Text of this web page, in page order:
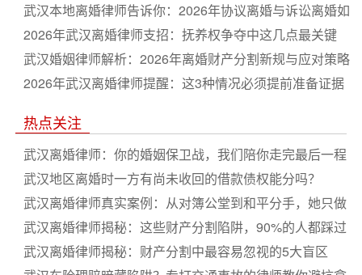
武汉本地离婚律师告诉你：2026年协议离婚与诉讼离婚如
何选
2026年武汉离婚律师支招：抚养权争夺中这几点最关键
武汉婚姻律师解析：2026年离婚财产分割新规与应对策略
2026年武汉离婚律师提醒：这3种情况必须提前准备证据
热点关注
武汉离婚律师：你的婚姻保卫战，我们陪你走完最后一程
武汉地区离婚时一方有尚未收回的借款债权能分吗？
武汉离婚律师真实案例：从对簿公堂到和平分手，她只做
了这一步
武汉离婚律师揭秘：这些财产分割陷阱，90%的人都踩过
坑
武汉离婚律师揭秘：财产分割中最容易忽视的5大盲区